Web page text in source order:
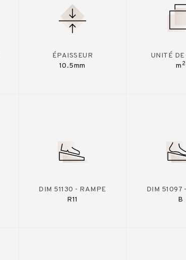
ÉPAISSEUR
10.5mm
UNITÉ DE
m 2
DIM 51130 - RAMPE
R11
DIM 51097
B